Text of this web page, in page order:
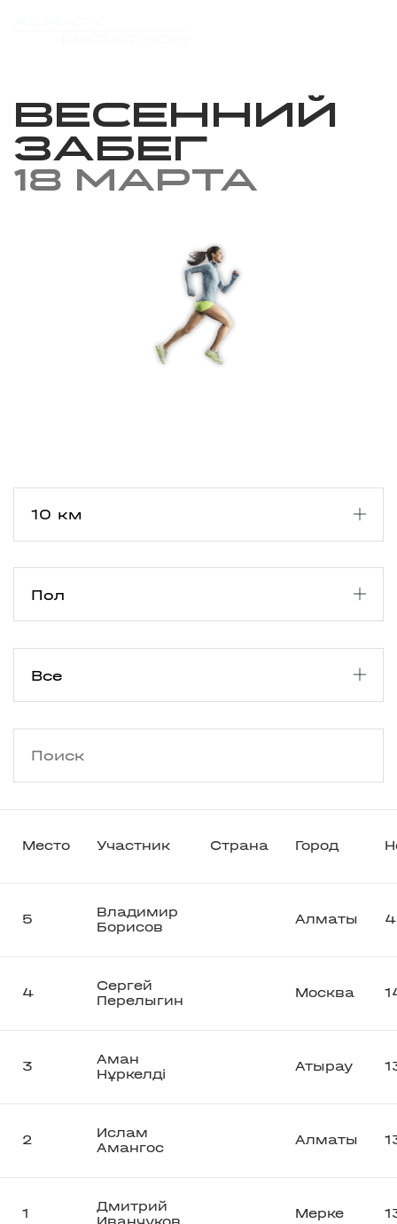
Весенний
забег
18 марта
Место Участник Страна Город
5
Владимир
Борисов
Алматы
4
Сергей
Перелыгин
Москва
3
Аман
Нұркелді
Атырау
2
Ислам
Амангос
Алматы
1
Дмитрий
Мерке